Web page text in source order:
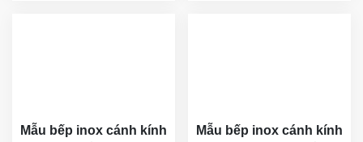
Mẫu bếp inox cánh kính
Mẫu bếp inox cánh kính